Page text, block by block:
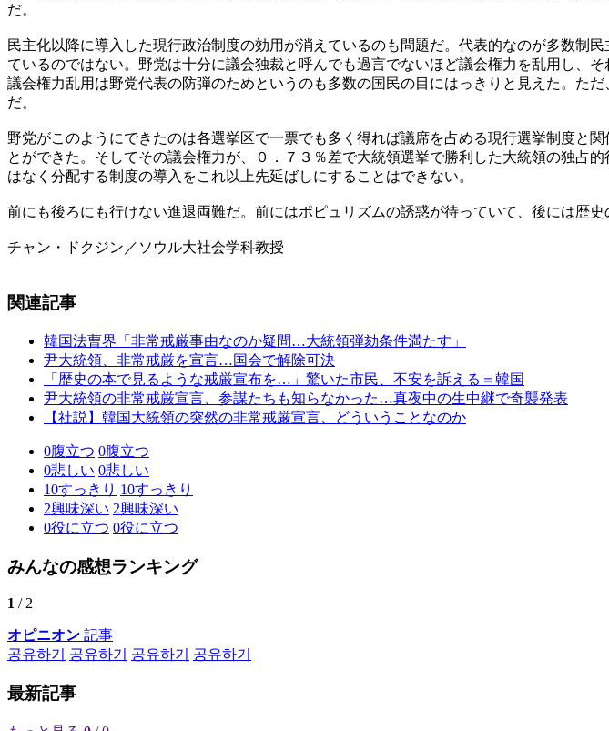
だ。
民主化以降に導入した現行政治制度の効用が消えているのも問題だ。代表的なのが多数制
ているのではない。野党は十分に議会独裁と呼んでも過言でないほど議会権力を乱用し、
議会権力乱用は野党代表の防弾のためというのも多数の国民の目にはっきりと見えた。た
だ。
野党がこのようにできたのは各選挙区で一票でも多く得れば議席を占める現行選挙制度と
とができた。そしてその議会権力が、０．７３％差で大統領選挙で勝利した大統領の独占
はなく分配する制度の導入をこれ以上先延ばしにすることはできない。
前にも後ろにも行けない進退両難だ。前にはポピュリズムの誘惑が待っていて、後には歴
チャン・ドクジン／ソウル大社会学科教授
関連記事
韓国法曹界「非常戒厳事由なのか疑問…大統領弾劾条件満たす」
尹大統領、非常戒厳を宣言…国会で解除可決
「歴史の本で見るような戒厳宣布を…」驚いた市民、不安を訴える＝韓国
尹大統領の非常戒厳宣言、参謀たちも知らなかった…真夜中の生中継で奇襲発表
【社説】韓国大統領の突然の非常戒厳宣言、どういうことなのか
0腹立つ 0腹立つ
0悲しい 0悲しい
10すっきり 10すっきり
2興味深い 2興味深い
0役に立つ 0役に立つ
みんなの感想ランキング
1 / 2
オピニオン 記事
공유하기
공유하기 공유하기 공유하기
最新記事